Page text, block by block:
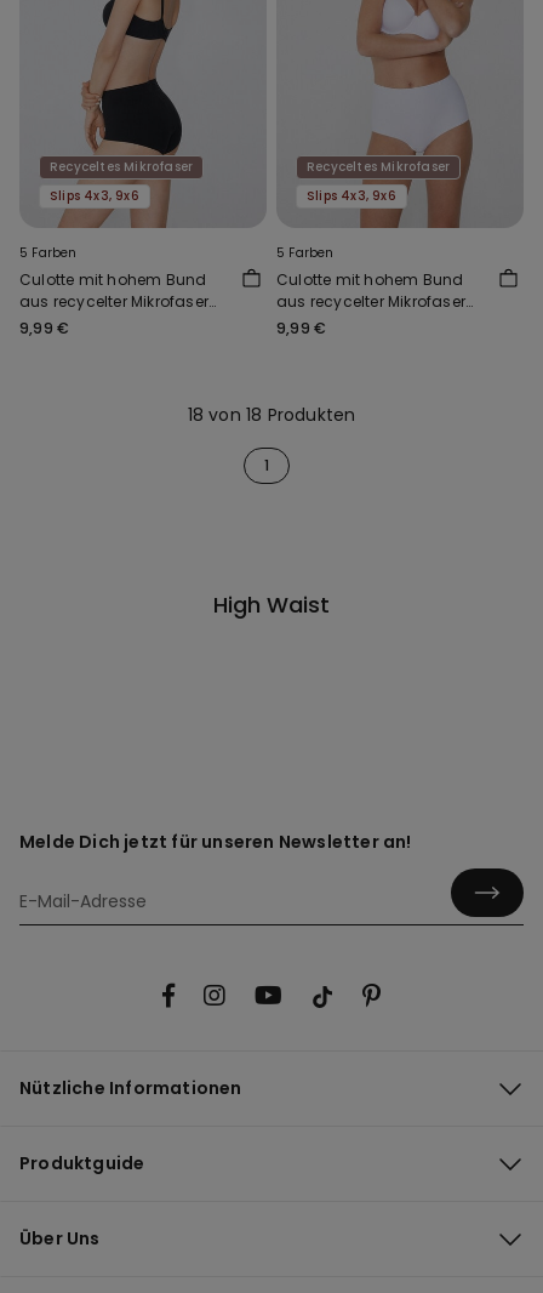
Recyceltes Mikrofaser
Slips 4x3, 9x6
5 Farben
Culotte mit hohem Bund
aus recycelter Mikrofaser
mit offenkantiger
9,99 €
Recyceltes Mikrofaser
Slips 4x3, 9x6
5 Farben
Culotte mit hohem Bund
aus recycelter Mikrofaser
mit offenkantiger
9,99 €
18 von 18 Produkten
1
High Waist
Melde Dich jetzt für unseren Newsletter an!
Nützliche Informationen
Produktguide
Über Uns